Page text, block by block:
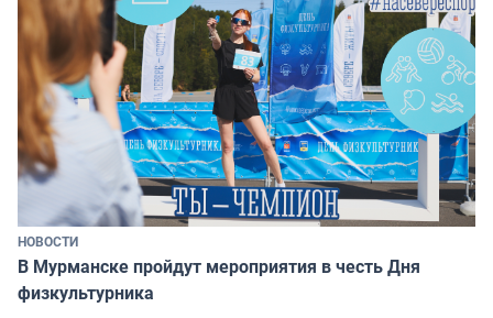
НОВОСТИ
В Мурманске пройдут мероприятия в честь Дня
физкультурника